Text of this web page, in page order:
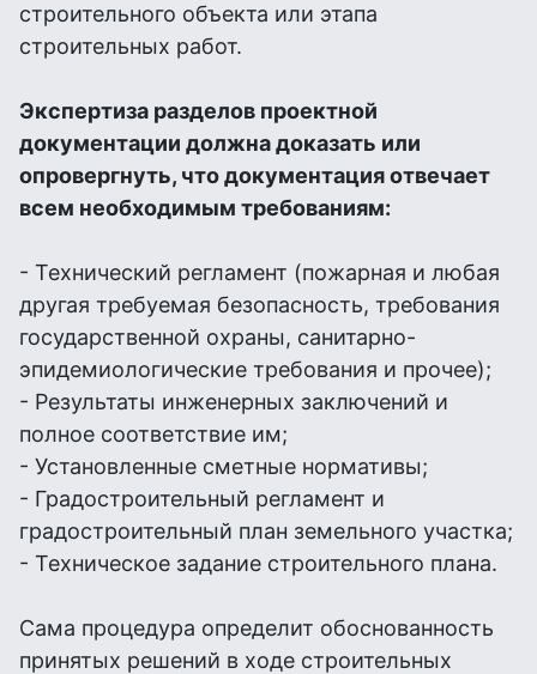
строительного объекта или этапа
строительных работ.
Экспертиза разделов проектной
документации должна доказать или
опровергнуть, что документация отвечает
всем необходимым требованиям:
- Технический регламент (пожарная и любая
другая требуемая безопасность, требования
государственной охраны, санитарно-
эпидемиологические требования и прочее);
- Результаты инженерных заключений и
полное соответствие им;
- Установленные сметные нормативы;
- Градостроительный регламент и
градостроительный план земельного участка;
- Техническое задание строительного плана.
Сама процедура определит обоснованность
принятых решений в ходе строительных